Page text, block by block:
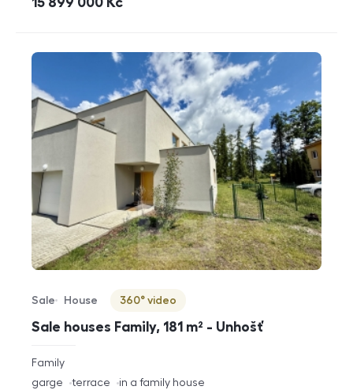
Sale houses Family, 181 m² - Unhošť
Offer type
Sale
Property type
House
Virtuální prohlídka
360° video
rozměry
disposition
Family
funkce
garge terrace in a family house